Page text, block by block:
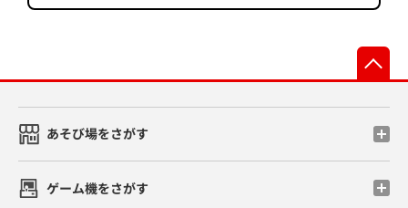
あそび場をさがす
ゲーム機をさがす